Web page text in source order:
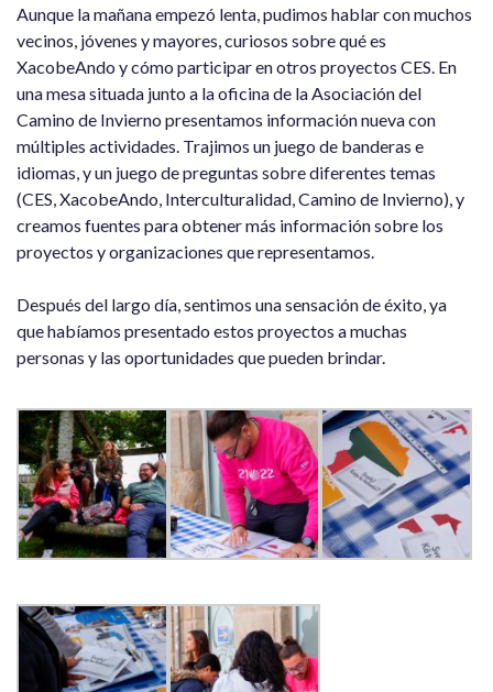
Aunque la mañana empezó lenta, pudimos hablar con muchos
vecinos, jóvenes y mayores, curiosos sobre qué es
XacobeAndo y cómo participar en otros proyectos CES. En
una mesa situada junto a la oficina de la Asociación del
Camino de Invierno presentamos información nueva con
múltiples actividades. Trajimos un juego de banderas e
idiomas, y un juego de preguntas sobre diferentes temas
(CES, XacobeAndo, ​​Interculturalidad, Camino de Invierno), y
creamos fuentes para obtener más información sobre los
proyectos y organizaciones que representamos.
Después del largo día, sentimos una sensación de éxito, ya
que habíamos presentado estos proyectos a muchas
personas y las oportunidades que pueden brindar.